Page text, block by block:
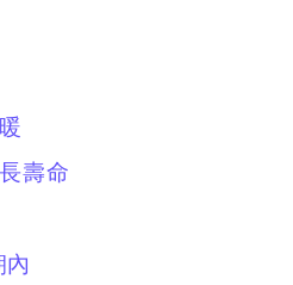
壽命